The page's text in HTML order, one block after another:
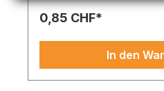
perfekt für moderne
0,85 CHF*
In den